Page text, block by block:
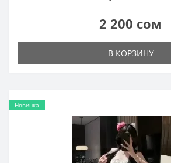
2 200 сом
В КОРЗИНУ
Новинка